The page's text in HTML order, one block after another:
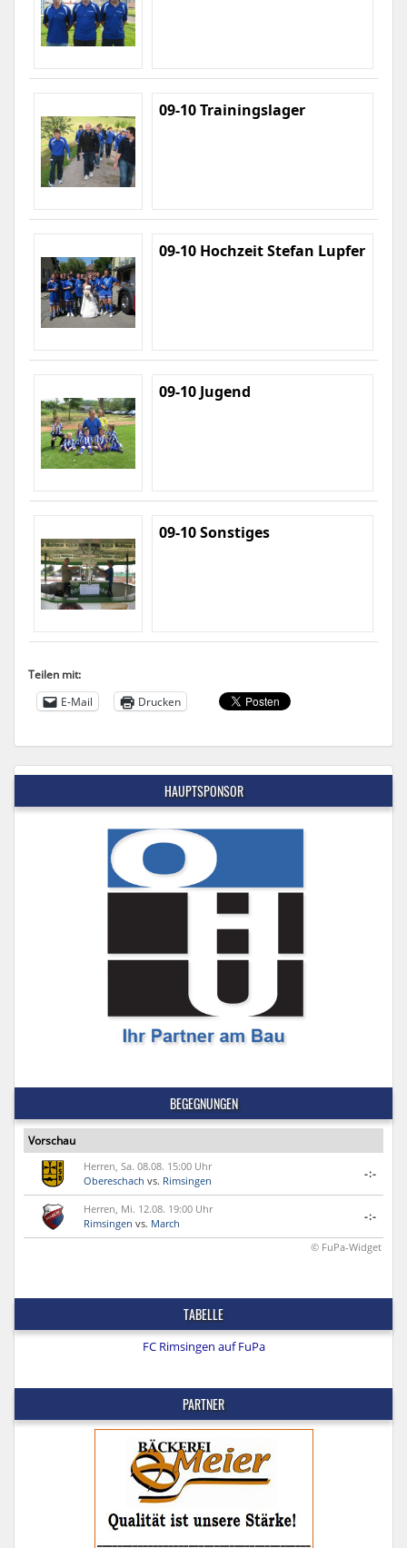
09-10 Trainingslager
09-10 Hochzeit Stefan Lupfer
09-10 Jugend
09-10 Sonstiges
Teilen mit:
E-Mail
Drucken
HAUPTSPONSOR
BEGEGNUNGEN
Vorschau
Herren, Sa. 08.08. 15:00 Uhr
Obereschach vs. Rimsingen
-:-
Herren, Mi. 12.08. 19:00 Uhr
Rimsingen vs. March
-:-
© FuPa-Widget
TABELLE
FC Rimsingen auf FuPa
PARTNER